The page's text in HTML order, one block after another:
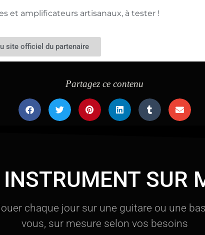
et amplificateurs artisanaux, à tester !
site officiel du partenaire
Partagez ce contenu
SUR
chaque jour sur une guitare ou une
vous, sur mesure selon vos besoins